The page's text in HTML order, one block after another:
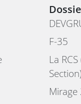
F-35
La